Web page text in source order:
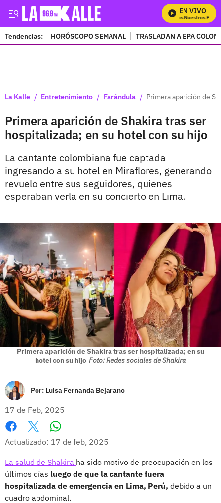
EN VIVO
Mira Todos Nuestros
Tendencias: HORÓSCOPO SEMANAL TRASLADAN A EPA
La Kalle / Entretenimiento / Farándula / Primera aparición de
Primera aparición de Shakira tras ser
hospitalizada; en su hotel con su hijo
La cantante colombiana fue captada
ingresando a su hotel en Miraflores, generando
revuelo entre sus seguidores, quienes
esperaban verla en su concierto en Lima.
Primera aparición de Shakira tras ser hospitalizada; en su
hotel con su hijo Foto: Redes sociales de Shakira
Por: Luisa Fernanda Bejarano
17 de Feb, 2025
Facebook
X
Actualizado: 17 de feb, 2025
La salud de Shakira ha sido motivo de preocupación en los
últimos días luego de que la cantante fuera
hospitalizada de emergencia en Lima, Perú, debido a un
cuadro abdominal.